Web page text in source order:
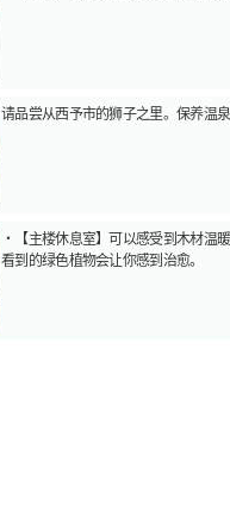
请品尝从西予市的狮子之里。保养温
・【主楼休息室】可以感受到木材温
看到的绿色植物会让你感到治愈。